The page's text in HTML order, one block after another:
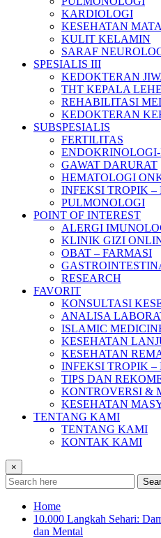
KARDIOLOGI
KESEHATAN MATA
KULIT KELAMIN
SARAF
SPESIALIS III
KEDOKTERAN
THT KEPALA
REHABILITASI
KEDOKTERAN
SUBSPESIALIS
FERTILITAS
GAWAT DARURAT
HEMATOLOGI
INFEKSI TROPIK –
PULMONOLOGI
POINT OF INTEREST
ALERGI
KLINIK GIZI
OBAT – FARMASI
RESEARCH
FAVORIT
KONSULTASI
ANALISA
ISLAMIC
KESEHATAN
KESEHATAN
INFEKSI TROPIK –
TIPS DAN
KONTROVERSI &
KESEHATAN
TENTANG KAMI
TENTANG KAMI
KONTAK KAMI
×
Home
10.000 Langkah Sehari:
dan Mental